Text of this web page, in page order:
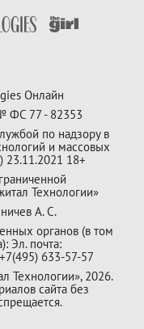
Онлайн
ФС 77 - 82353
по надзору в
и массовых
23.11.2021 18+
Технологии»
А. С.
органов (в том
Эл. почта:
633-57-57
Технологии», 2026.
сайта без